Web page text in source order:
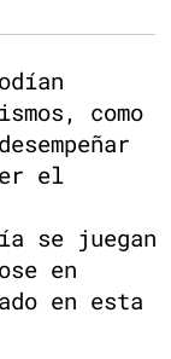
como
el
se juegan
en
en esta